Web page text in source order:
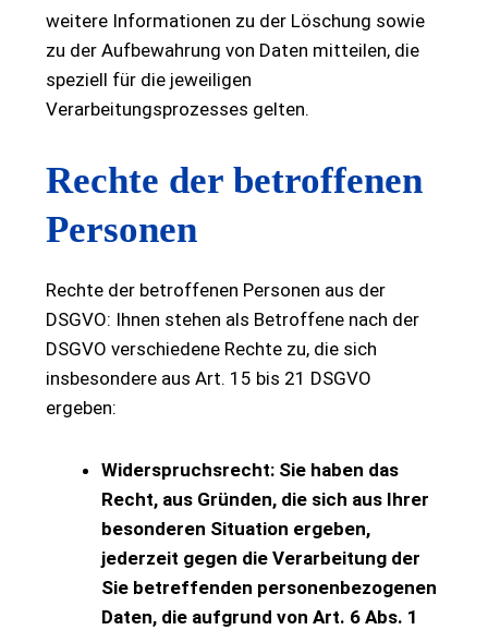
weitere Informationen zu der Löschung sowie
zu der Aufbewahrung von Daten mitteilen, die
speziell für die jeweiligen
Verarbeitungsprozesses gelten.
Rechte der betroffenen
Personen
Rechte der betroffenen Personen aus der
DSGVO: Ihnen stehen als Betroffene nach der
DSGVO verschiedene Rechte zu, die sich
insbesondere aus Art. 15 bis 21 DSGVO
ergeben:
Widerspruchsrecht: Sie haben das
Recht, aus Gründen, die sich aus Ihrer
besonderen Situation ergeben,
jederzeit gegen die Verarbeitung der
Sie betreffenden personenbezogenen
Daten, die aufgrund von Art. 6 Abs. 1